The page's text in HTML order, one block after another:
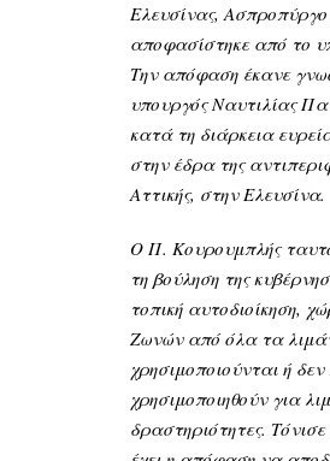
Ελευσίνας,
αποφασίστηκε από το
Την απόφαση έκανε
υπουργός Ναυτιλίας
κατά τη διάρκεια
στην έδρα της
Αττικής, στην Ελευσίνα.
Ο Π. Κουρουμπλής
τη βούληση της
τοπική αυτοδιοίκηση,
Ζωνών από όλα τα
χρησιμοποιούνται ή
χρησιμοποιηθούν για
δραστηριότητες.